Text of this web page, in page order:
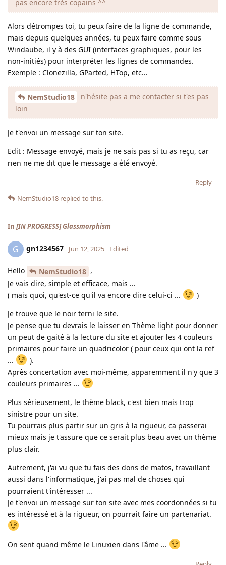
pas encore très copains ^^
Alors détrompes toi, tu peux faire de la ligne de commande,
mais depuis quelques années, tu peux faire comme sous
Windaube, il y à des GUI (interfaces graphiques, pour les
non-initiés) pour interpréter les lignes de commandes.
Exemple : Clonezilla, GParted, HTop, etc...
NemStudio18
n'hésite pas a me contacter si t'es pas
loin
Je t'envoi un message sur ton site.
Edit : Message envoyé, mais je ne sais pas si tu as reçu, car
rien ne me dit que le message a été envoyé.
Reply
NemStudio18 replied to this.
In [IN PROGRESS] Glassmorphism
G gn1234567 Jun 12, 2025 Edited
Hello NemStudio18 ,
Je vais dire, simple et efficace, mais ...
( mais quoi, qu'est-ce qu'il va encore dire celui-ci ...
)
Je trouve que le noir terni le site.
Je pense que tu devrais le laisser en Thème light pour donner
un peut de gaité à la lecture du site et ajouter les 4 couleurs
primaires pour faire un quadricolor ( pour ceux qui ont la ref
...
).
Après concertation avec moi-même, apparemment il n'y que 3
couleurs primaires ...
Plus sérieusement, le thème black, c'est bien mais trop
sinistre pour un site.
Tu pourrais plus partir sur un gris à la rigueur, ca passerai
mieux mais je t'assure que ce serait plus beau avec un thème
plus clair.
Autrement, j'ai vu que tu fais des dons de matos, travaillant
aussi dans l'informatique, j'ai pas mal de choses qui
pourraient t'intéresser ...
Je t'envoi un message sur ton site avec mes coordonnées si tu
es intéressé et à la rigueur, on pourrait faire un partenariat.
On sent quand même le Linuxien dans l'âme ...